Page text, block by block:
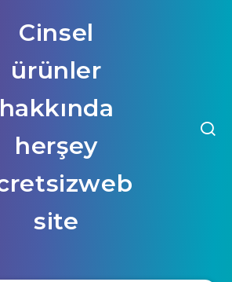
Cinsel
ürünler
hakkında
herşey
site